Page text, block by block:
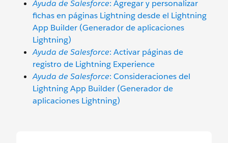
Ayuda de Salesforce: Agregar y personalizar
fichas en páginas Lightning desde el Lightning
App Builder (Generador de aplicaciones
Lightning)
Ayuda de Salesforce: Activar páginas de
registro de Lightning Experience
Ayuda de Salesforce: Consideraciones del
Lightning App Builder (Generador de
aplicaciones Lightning)